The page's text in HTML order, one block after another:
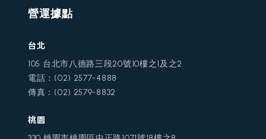
營運據點
台北
105 台北市八德路三段20號10樓之1及之2
電話：(02) 2577-4888
傳真：(02) 2579-8832
桃園